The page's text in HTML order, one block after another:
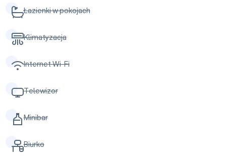
Łazienki w pokojach
Klimatyzacja
Internet Wi-Fi
Telewizor
Minibar
Biurko